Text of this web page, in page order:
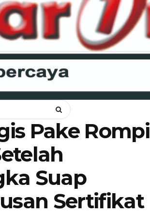
OPINI HUKUM
Pake Rompi
Suap
Sertifikat